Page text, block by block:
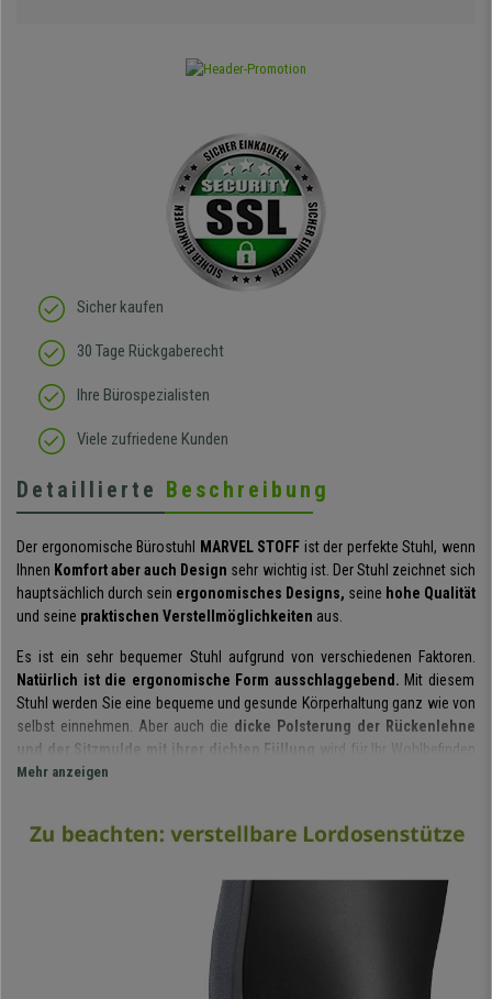
Sicher kaufen
30 Tage Rückgaberecht
Ihre Bürospezialisten
Viele zufriedene Kunden
Detaillierte Beschreibung
Der ergonomische Bürostuhl MARVEL STOFF ist der perfekte Stuhl, wenn
Ihnen Komfort aber auch Design sehr wichtig ist. Der Stuhl zeichnet sich
hauptsächlich durch sein ergonomisches Designs, seine hohe Qualität
und seine praktischen Verstellmöglichkeiten aus.
Es ist ein sehr bequemer Stuhl aufgrund von verschiedenen Faktoren.
Natürlich ist die ergonomische Form ausschlaggebend. Mit diesem
Stuhl werden Sie eine bequeme und gesunde Körperhaltung ganz wie von
selbst einnehmen. Aber auch die dicke Polsterung der Rückenlehne
und der Sitzmulde
mit ihrer dichten Füllung
wird für Ihr Wohlbefinden
im Alltag sorgen.
Ihren Bedürfnissen optimal anpassen lässt.Die höhenverstellbare
Sie an den wichtigsten Punkten Ihres Rückens unterstützen.
Rückenbeschwerden wird somit vorgebeugt.
Die Armlehnen sind höhenverstellbar und die Kopfstütze ist
besonders weich gepolstert.
All diese Verstellmöglichkeiten machen
für die 8-Stunden-Nutzung geeignet.
Mehr anzeigen